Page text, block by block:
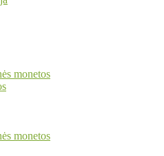
monetos
monetos